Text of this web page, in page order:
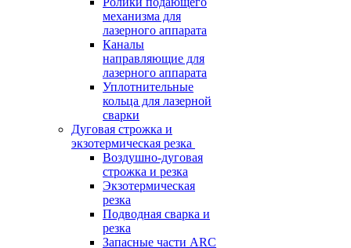
механизма для
лазерного аппарата
Каналы
направляющие для
лазерного аппарата
Уплотнительные
кольца для лазерной
сварки
Дуговая строжка и
экзотермическая резка
Воздушно-дуговая
строжка и резка
Экзотермическая
резка
Подводная сварка и
резка
Запасные части ARC